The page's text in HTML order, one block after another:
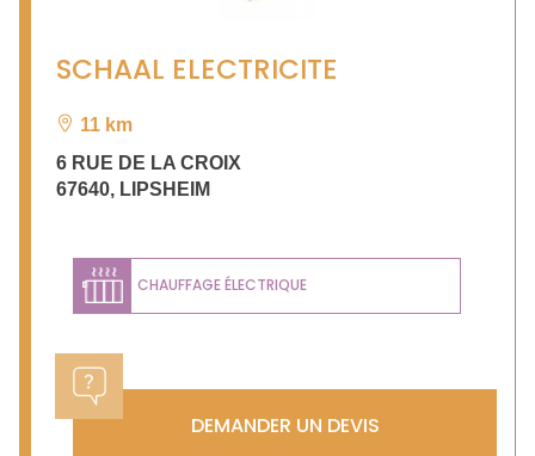
SCHAAL ELECTRICITE
11 km
6 RUE DE LA CROIX
67640, LIPSHEIM
CHAUFFAGE ÉLECTRIQUE
DEMANDER UN DEVIS